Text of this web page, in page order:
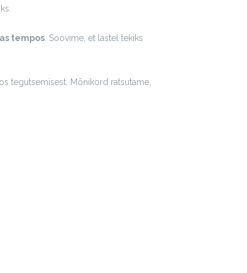
tempos. Soovime, et lastel tekiks
tegutsemisest. Mõnikord ratsutame,